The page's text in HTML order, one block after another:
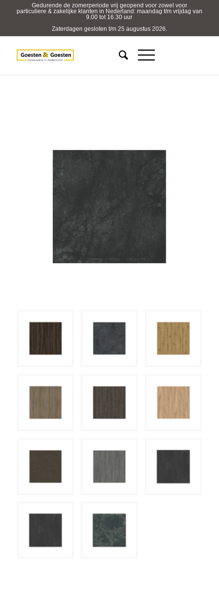
Gedurende de zomerperiode vrij geopend voor zowel voor
particuliere & zakelijke klanten in Nederland: maandag t/m vrijdag van
9.00 tot 16.30 uur
Zaterdagen gesloten t/m 25 augustus 2026.